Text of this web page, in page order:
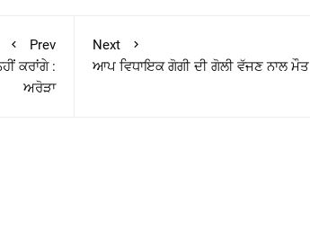
Prev
ਕਰਾਂਗੇ :
ਅਰੋੜਾ
Next
ਆਪ ਵਿਧਾਇਕ ਗੋਗੀ ਦੀ ਗੋਲੀ ਵੱਜਣ ਨਾਲ ਮੌਤ